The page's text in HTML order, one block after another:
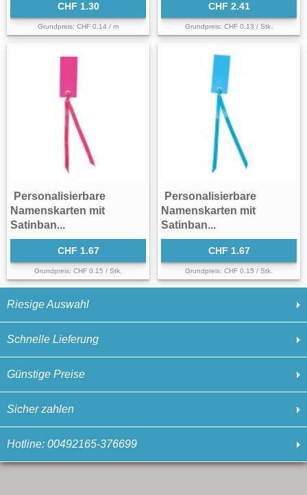
Riesige Auswahl
Schnelle Lieferung
Günstige Preise
Sicher zahlen
Hotline: 00492165-376699
CHF 1.30
Grundpreis: CHF 0.14 / m
CHF 2.41
Grundpreis: CHF 0.13 / Stk.
Personalisierbare
Namenskarten mit
Satinban...
CHF 1.67
Grundpreis: CHF 0.15 / Stk.
Personalisierbare
Namenskarten mit
Satinban...
CHF 1.67
Grundpreis: CHF 0.15 / Stk.